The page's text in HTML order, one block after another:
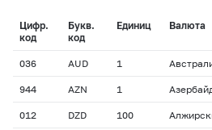
Цифр.
код
Букв.
код
Единиц Валюта
036 AUD 1
944 AZN 1
012 DZD 100